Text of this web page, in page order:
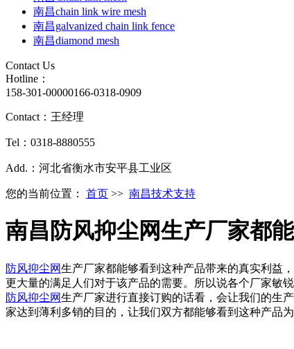
南昌chain link wire mesh
南昌galvanized chain link fence
南昌diamond mesh
Contact Us
Hotline：
158-301-00000166-0318-0909
Contact：王经理
Tel：0318-8880555
Add.：河北省衡水市安平县工业区
您的当前位置： 首页 >> 南昌技术支持
南昌防风抑尘网生产厂家都
防风抑尘网生产厂家都能够看到这种产品带来的真实利益
更大量的满足人们对于该产品的需要。所以说各个厂家敏
防风抑尘网生产厂家进行直接订购的话看，会让我们的生
家达到薄利多销的目的，让我们双方都能够看到这种产品